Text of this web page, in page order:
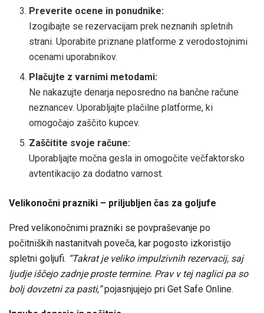
Preverite ocene in ponudnike:
Izogibajte se rezervacijam prek neznanih spletnih
strani. Uporabite priznane platforme z verodostojnimi
ocenami uporabnikov.
Plačujte z varnimi metodami:
Ne nakazujte denarja neposredno na bančne račune
neznancev. Uporabljajte plačilne platforme, ki
omogočajo zaščito kupcev.
Zaščitite svoje račune:
Uporabljajte močna gesla in omogočite večfaktorsko
avtentikacijo za dodatno varnost.
Velikonočni prazniki – priljubljen čas za goljufe
Pred velikonočnimi prazniki se povpraševanje po
počitniških nastanitvah poveča, kar pogosto izkoristijo
spletni goljufi. “Takrat je veliko impulzivnih rezervacij, saj
ljudje iščejo zadnje proste termine. Prav v tej naglici pa so
bolj dovzetni za pasti,”pojasnjujejo pri Get Safe Online.